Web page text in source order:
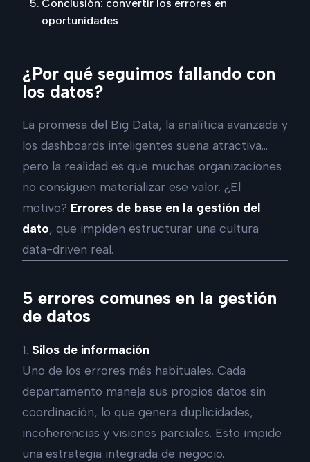
Conclusión: convertir los errores en
oportunidades
¿Por qué seguimos fallando con
los datos?
La promesa del Big Data, la analítica avanzada y
los dashboards inteligentes suena atractiva…
pero la realidad es que muchas organizaciones
no consiguen materializar ese valor. ¿El
motivo? Errores de base en la gestión del
dato, que impiden estructurar una cultura
data-driven real.
5 errores comunes en la gestión
de datos
1. Silos de información
Uno de los errores más habituales. Cada
departamento maneja sus propios datos sin
coordinación, lo que genera duplicidades,
incoherencias y visiones parciales. Esto impide
una estrategia integrada de negocio.